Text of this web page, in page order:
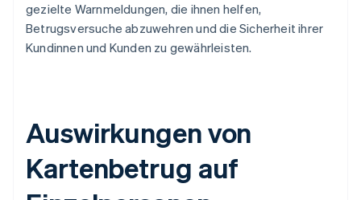
gezielte Warnmeldungen, die ihnen helfen,
Betrugsversuche abzuwehren und die Sicherheit ihrer
Kundinnen und Kunden zu gewährleisten.
Auswirkungen von
Kartenbetrug auf